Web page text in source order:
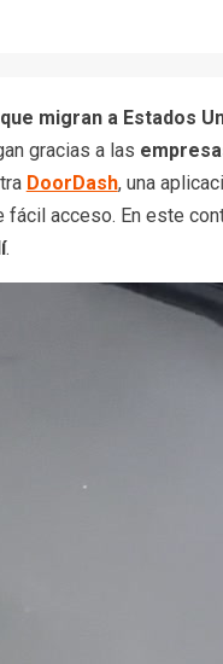
migran a Estados
gracias a las
DoorDash, una
fácil acceso. En este
.